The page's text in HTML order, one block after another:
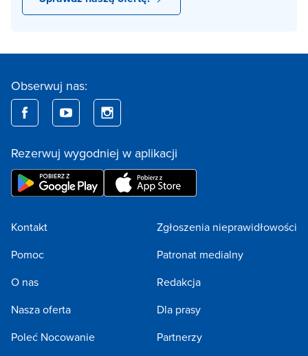
Obserwuj nas:
Rezerwuj wygodniej w aplikacji
Kontakt
Pomoc
O nas
Nasza oferta
Poleć Nocowanie
Zgłoszenia nieprawidłowości
Patronat medialny
Redakcja
Dla prasy
Partnerzy